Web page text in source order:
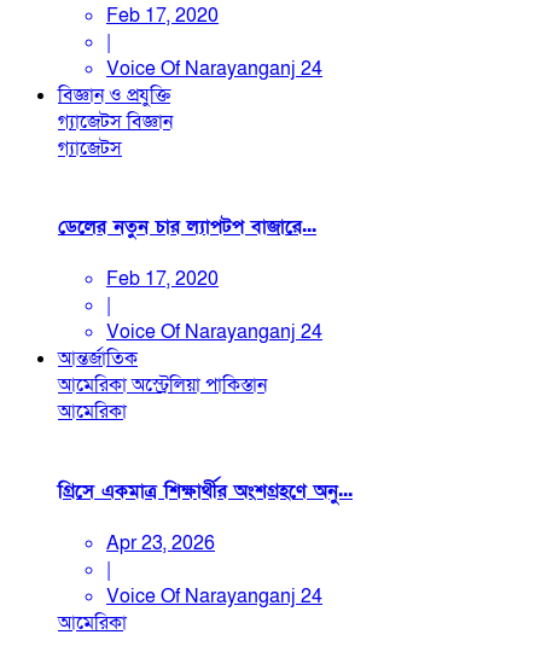
Feb 17, 2020
|
Voice Of Narayanganj 24
বিজ্ঞান ও প্রযুক্তি
গ্যাজেটসবিজ্ঞান
গ্যাজেটস
ডেলের নতুন চার ল্যাপটপ বাজারে...
Feb 17, 2020
|
Voice Of Narayanganj 24
আন্তর্জাতিক
আমেরিকাঅস্ট্রেলিয়াপাকিস্তান
আমেরিকা
গ্রিসে একমাত্র শিক্ষার্থীর অংশগ্রহণে অনু...
Apr 23, 2026
|
Voice Of Narayanganj 24
আমেরিকা